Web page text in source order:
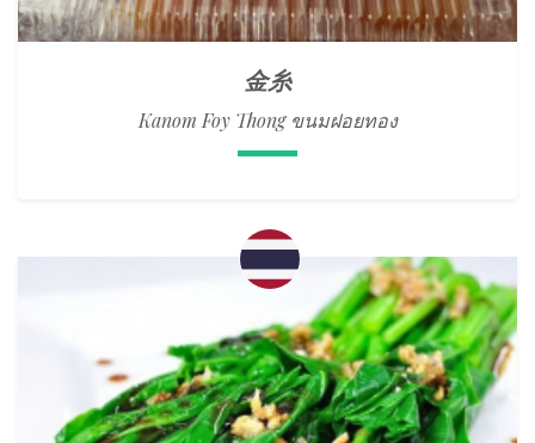
金糸
Kanom Foy Thong ขนมฝอยทอง